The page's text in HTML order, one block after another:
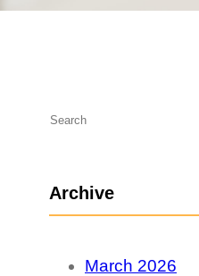
S
Archive
March 2026